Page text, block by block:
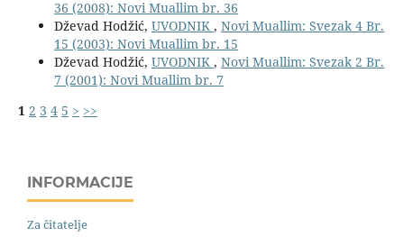
36 (2008): Novi Muallim br. 36
Dževad Hodžić, UVODNIK , Novi Muallim: Svezak 4 Br.
15 (2003): Novi Muallim br. 15
Dževad Hodžić, UVODNIK , Novi Muallim: Svezak 2 Br.
7 (2001): Novi Muallim br. 7
1 2 3 4 5 > >>
INFORMACIJE
Za čitatelje